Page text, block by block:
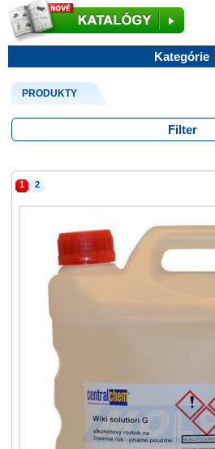
Kategórie
PRODUKTY
Filter
1 2